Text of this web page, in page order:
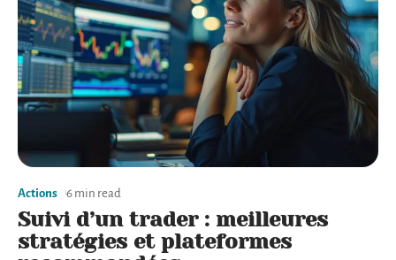
Actions 6 min read
Suivi d’un trader : meilleures
stratégies et plateformes